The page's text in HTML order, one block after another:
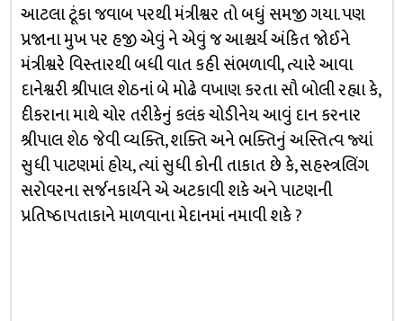
આટલા ટૂંકા જવાબ પરથી મંત્રીશ્વર તો બધું સમજી ગયા. પણ
પ્રજાના મુખ પર હજી એવું ને એવું જ આશ્ચર્ય અંકિત જોઈને
મંત્રીશ્વરે વિસ્તારથી બધી વાત કહી સંભળાવી, ત્યારે આવા
દાનેશ્વરી શ્રીપાલ શેઠનાં બે મોઢે વખાણ કરતા સૌ બોલી રહ્યા કે,
દીકરાના માથે ચોર તરીકેનું કલંક ચોડીનેય આવું દાન કરનાર
શ્રીપાલ શેઠ જેવી વ્યક્તિ, શક્તિ અને ભક્તિનું અસ્તિત્વ જ્યાં
સુધી પાટણમાં હોય, ત્યાં સુધી કોની તાકાત છે કે, સહસ્ત્રલિંગ
સરોવરના સર્જનકાર્યને એ અટકાવી શકે અને પાટણની
પ્રતિષ્ઠાપતાકાને માળવાના મેદાનમાં નમાવી શકે ?